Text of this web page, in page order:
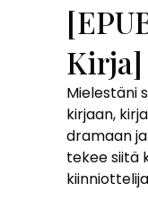
Kirja]
Mielestäni
kirjaan,
dramaan
tekee siitä